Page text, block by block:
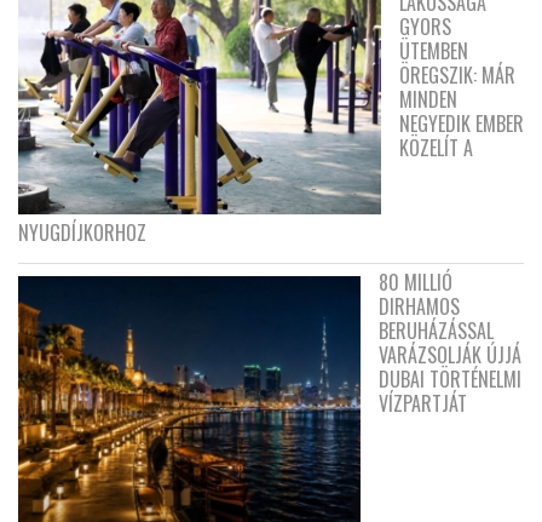
GYORS
ÜTEMBEN
ÖREGSZIK: MÁR
MINDEN
NEGYEDIK EMBER
KÖZELÍT A
NYUGDÍJKORHOZ
80 MILLIÓ
DIRHAMOS
BERUHÁZÁSSAL
VARÁZSOLJÁK ÚJJÁ
DUBAI TÖRTÉNELMI
VÍZPARTJÁT